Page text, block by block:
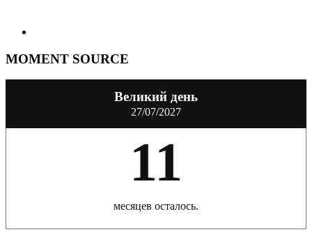
MOMENT SOURCE
Великий день
27/07/2027
11
месяцев осталось.